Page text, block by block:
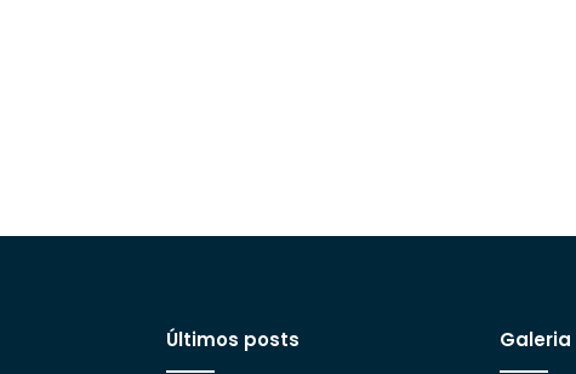
Últimos posts Galeria